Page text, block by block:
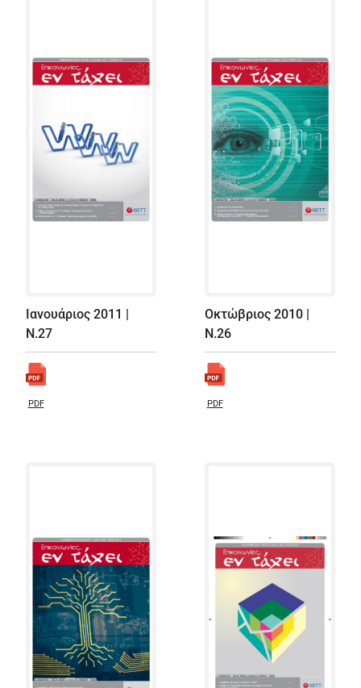
Ιανουάριος 2011 |
Ν.27
PDF
Οκτώβριος 2010 |
Ν.26
PDF